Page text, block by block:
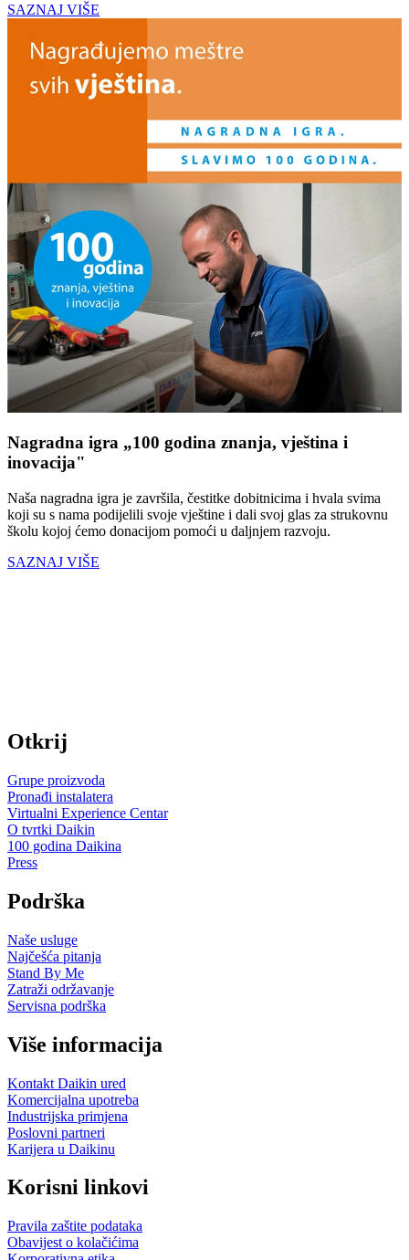
SAZNAJ VIŠE
Nagradna igra „100 godina znanja, vještina i
inovacija"
Naša nagradna igra je završila, čestitke dobitnicima i hvala svima
koji su s nama podijelili svoje vještine i dali svoj glas za strukovnu
školu kojoj ćemo donacijom pomoći u daljnjem razvoju.
SAZNAJ VIŠE
Otkrij
Grupe proizvoda
Pronađi instalatera
Virtualni Experience Centar
O tvrtki Daikin
100 godina Daikina
Press
Podrška
Naše usluge
Najčešća pitanja
Stand By Me
Zatraži održavanje
Servisna podrška
Više informacija
Kontakt Daikin ured
Komercijalna upotreba
Industrijska primjena
Poslovni partneri
Karijera u Daikinu
Korisni linkovi
Pravila zaštite podataka
Obavijest o kolačićima